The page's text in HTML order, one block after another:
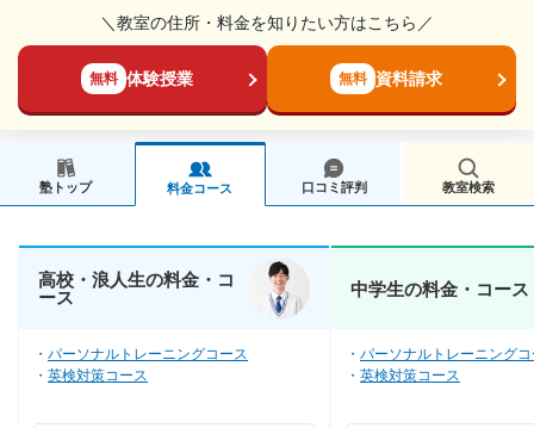
＼教室の住所・料金を知りたい方はこちら／
無料 体験授業 無料 資料請求
塾トップ 料金コース 口コミ評判 教室検索
高校・浪人生の料金・コ
ース
パーソナルトレーニングコース
英検対策コース
中学生の料金・コース
パーソナルトレーニング
英検対策コース